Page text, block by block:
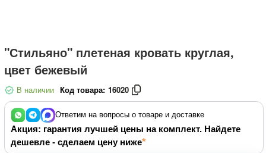
"Стильяно" плетеная кровать круглая,
цвет бежевый
В наличии Код товара: 16020
Ответим на вопросы о товаре и доставке
Акция: гарантия лучшей цены на комплект. Найдете
дешевле - сделаем цену ниже